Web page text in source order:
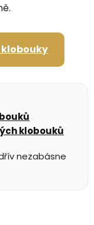
klobouků
nezabásne